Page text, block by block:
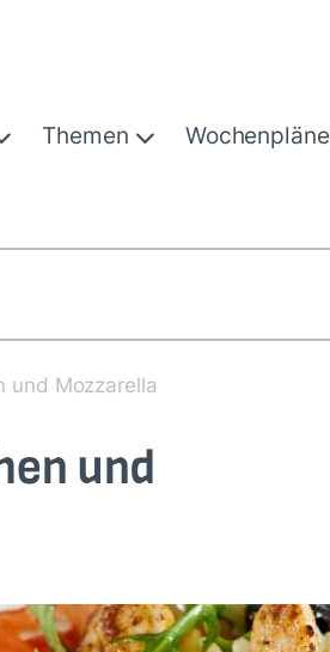
Themen Wochenpläne
und Mozzarella
und